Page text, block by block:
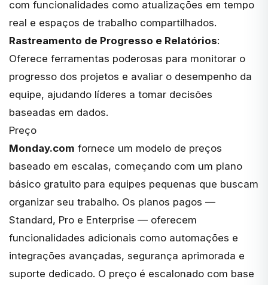
com funcionalidades como atualizações em tempo
real e espaços de trabalho compartilhados.
Rastreamento de Progresso e Relatórios:
Oferece ferramentas poderosas para monitorar o
progresso dos projetos e avaliar o desempenho da
equipe, ajudando líderes a tomar decisões
baseadas em dados.
Preço
Monday.com fornece um modelo de preços
baseado em escalas, começando com um plano
básico gratuito para equipes pequenas que buscam
organizar seu trabalho. Os planos pagos —
Standard, Pro e Enterprise — oferecem
funcionalidades adicionais como automações e
integrações avançadas, segurança aprimorada e
suporte dedicado. O preço é escalonado com base